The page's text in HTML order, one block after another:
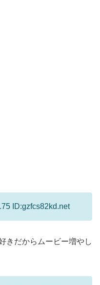
ID:gzfcs82kd.net
きだからムービー増やし